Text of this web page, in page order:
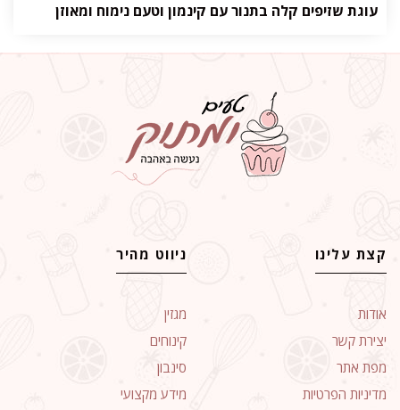
עוגת שזיפים קלה בתנור עם קינמון וטעם נימוח ומאוזן
קצת עלינו
אודות
יצירת קשר
מפת אתר
מדיניות הפרטיות
ניווט מהיר
מגזין
קינוחים
סינבון
מידע מקצועי